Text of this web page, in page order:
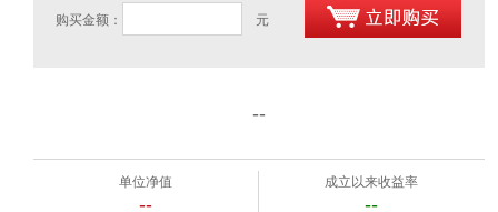
购买金额： 元
--
单位净值
--
成立以来收益率
--